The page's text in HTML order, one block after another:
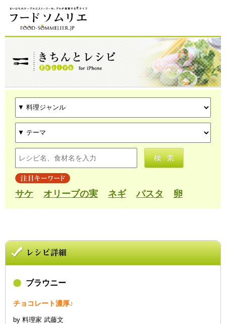
サケ オリーブの実 ネギ パスタ 卵
ブラウニー
チョコレート濃厚♪
by 料理家 武藤文